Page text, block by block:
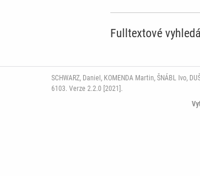
Fulltextové
SCHWARZ, Daniel, KOMENDA Martin, ŠNÁBL Ivo,
6103. Verze 2.2.0 [2021].